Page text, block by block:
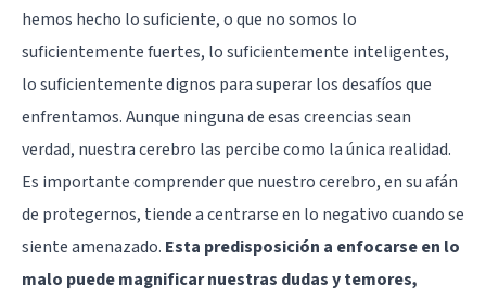
hemos hecho lo suficiente, o que no somos lo
suficientemente fuertes, lo suficientemente inteligentes,
lo suficientemente dignos para superar los desafíos que
enfrentamos. Aunque ninguna de esas creencias sean
verdad, nuestra cerebro las percibe como la única realidad.
Es importante comprender que nuestro cerebro, en su afán
de protegernos, tiende a centrarse en lo negativo cuando se
siente amenazado. Esta predisposición a enfocarse en lo
malo puede magnificar nuestras dudas y temores,